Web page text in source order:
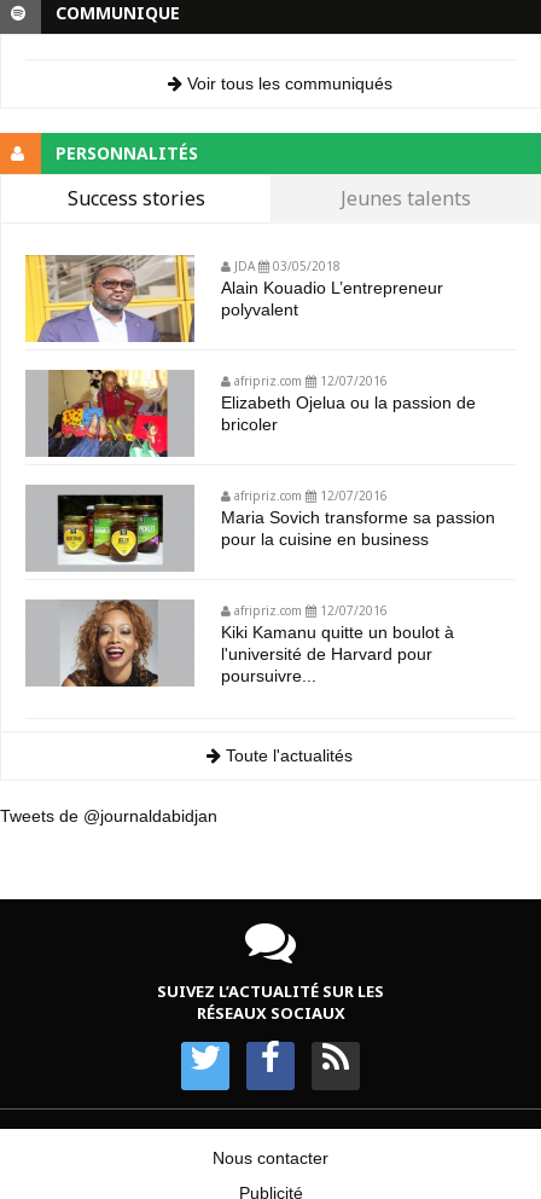
COMMUNIQUE
Voir tous les communiqués
PERSONNALITÉS
Success stories Jeunes talents
JDA 03/05/2018
Alain Kouadio L’entrepreneur
polyvalent
afripriz.com 12/07/2016
Elizabeth Ojelua ou la passion de
bricoler
afripriz.com 12/07/2016
Maria Sovich transforme sa passion
pour la cuisine en business
afripriz.com 12/07/2016
Kiki Kamanu quitte un boulot à
l'université de Harvard pour
poursuivre...
Toute l'actualités
Tweets de @journaldabidjan
SUIVEZ L’ACTUALITÉ SUR LES
RÉSEAUX SOCIAUX
Nous contacter
Publicité